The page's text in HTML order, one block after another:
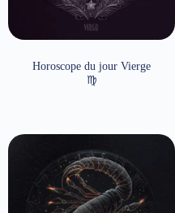
Horoscope du jour Vierge
♍